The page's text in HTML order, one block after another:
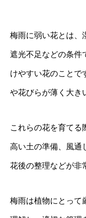
梅雨に弱い花とは、
遮光不足などの条件
けやすい花のことで
や花びらが薄く大き
これらの花を育てる
高い土の準備、風通
花後の整理などが非
梅雨は植物にとって